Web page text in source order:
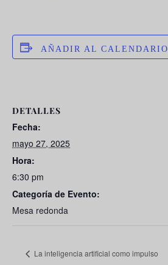
AÑADIR AL CALENDARIO
DETALLES
Fecha:
mayo 27, 2025
Hora:
6:30 pm
Categoría de Evento:
Mesa redonda
La inteligencia artificial como impulso